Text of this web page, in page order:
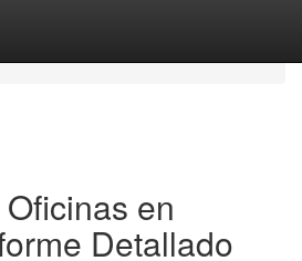
en
Detallado